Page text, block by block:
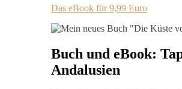
Das eBook für 9,99 Euro
Buch und eBook:
Andalusien